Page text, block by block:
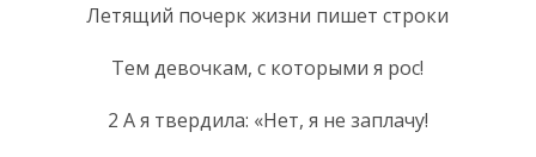
Летящий почерк жизни пишет строки
Тем девочкам, с которыми я рос!
2 А я твердила: «Нет, я не заплачу!